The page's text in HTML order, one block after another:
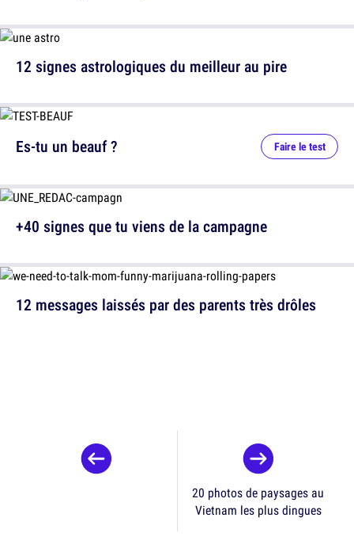
12 signes astrologiques du meilleur au pire
12 messages laissés par des parents très drôles
Es-tu un beauf ? Faire le test
+40 signes que tu viens de la campagne
20 photos de paysages au
Vietnam les plus dingues